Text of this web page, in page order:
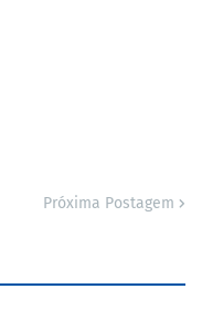
Próxima Postagem